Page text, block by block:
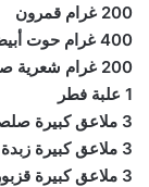
200 غرام قمرون
400 غرام حوت أبيض
200 غرام شعرية صينية
1 علبة فطر
3 ملاعق كبيرة صلصة الصوجا
3 ملاعق كبيرة زبدة
3 ملاعق كبيرة قزبور و معدنوس